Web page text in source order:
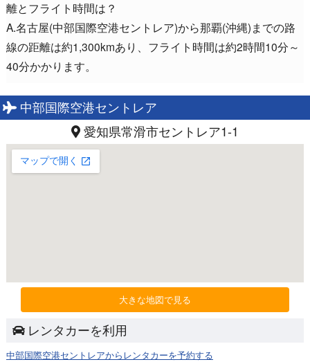
離とフライト時間は？
A.名古屋(中部国際空港セントレア)から那覇(沖縄)までの路
線の距離は約1,300kmあり、フライト時間は約2時間10分～
40分かかります。
中部国際空港セントレア
愛知県常滑市セントレア1-1
大きな地図で見る
レンタカーを利用
中部国際空港セントレアからレンタカーを予約する